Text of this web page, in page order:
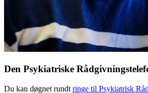
Den Psykiatriske
Du kan døgnet rundt ringe til Psykiatrisk